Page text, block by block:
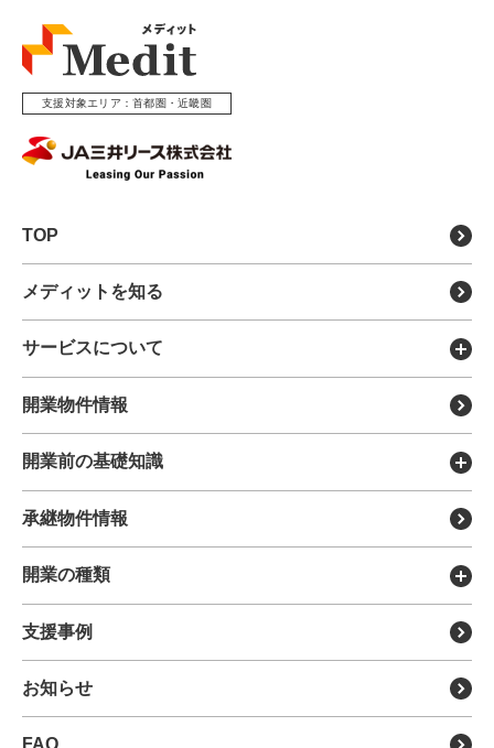
支援対象エリア 首都圏・近畿圏
TOP
メディットを知る
サービスについて
メディットの特徴
医療モールについて
各種リース
分院・サテライト展開支援
サポート担当について
運営会社について
開業物件情報
開業前の基礎知識
開業のメリット・デメリット
開業までの流れについて
開業までの全体スケジュール
開業医の年収
承継物件情報
開業の種類
新規開業支援
クリニックの承継・受継ぎ
支援事例
お知らせ
FAQ